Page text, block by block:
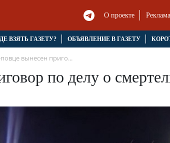
О проекте Реклама
ВЗЯТЬ ГАЗЕТУ? ОБЪЯВЛЕНИЕ В ГАЗЕТУ
вынесен приго...
по делу о